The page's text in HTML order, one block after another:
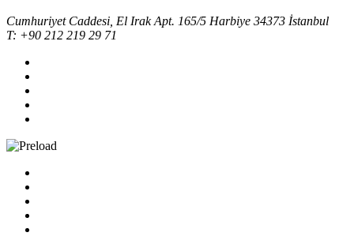
Cumhuriyet Caddesi, El Irak Apt. 165/5 Harbiye 34373 İstanbul
T: +90 212 219 29 71